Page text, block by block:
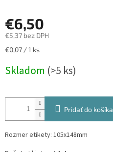
€6,50
€5,37 bez DPH
Jednotková
€0,07 / 1 ks
Skladom (>5 ks)
Pridať do košíka
Rozmer etikety: 105x148mm